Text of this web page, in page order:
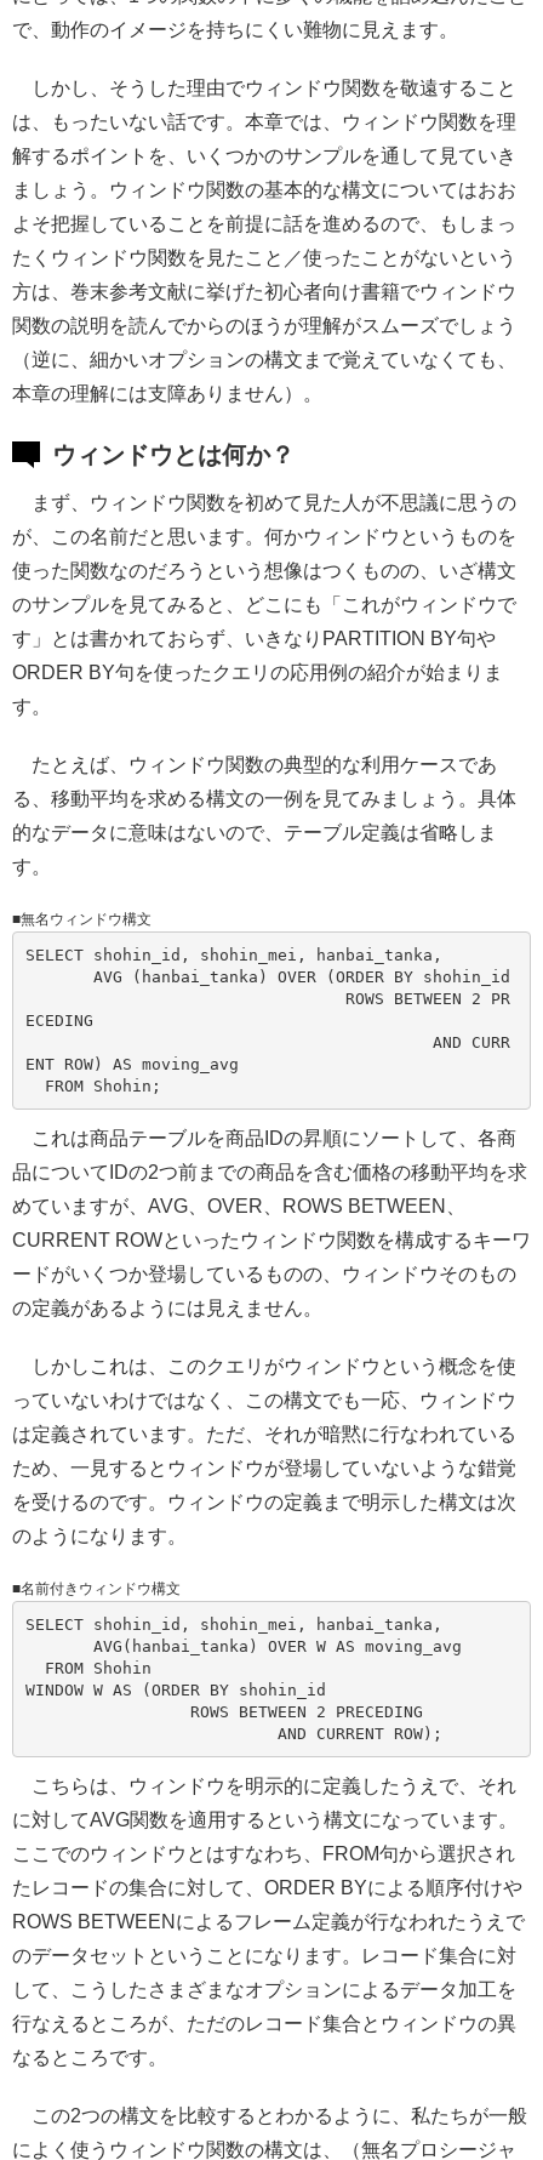
で、動作のイメージを持ちにくい難物に見えます。
しかし、そうした理由でウィンドウ関数を敬遠すること
は、もったいない話です。本章では、ウィンドウ関数を理
解するポイントを、いくつかのサンプルを通して見ていき
ましょう。ウィンドウ関数の基本的な構文についてはおお
よそ把握していることを前提に話を進めるので、もしまっ
たくウィンドウ関数を見たこと／使ったことがないという
方は、巻末参考文献に挙げた初心者向け書籍でウィンドウ
関数の説明を読んでからのほうが理解がスムーズでしょう
（逆に、細かいオプションの構文まで覚えていなくても、
本章の理解には支障ありません）。
ウィンドウとは何か？
まず、ウィンドウ関数を初めて見た人が不思議に思うの
が、この名前だと思います。何かウィンドウというものを
使った関数なのだろうという想像はつくものの、いざ構文
のサンプルを見てみると、どこにも「これがウィンドウで
す」とは書かれておらず、いきなりPARTITION BY句や
ORDER BY句を使ったクエリの応用例の紹介が始まりま
す。
たとえば、ウィンドウ関数の典型的な利用ケースであ
る、移動平均を求める構文の一例を見てみましょう。具体
的なデータに意味はないので、テーブル定義は省略しま
す。
■無名ウィンドウ構文
SELECT shohin_id, shohin_mei, hanbai_tanka,
ECEDING
ENT ROW) AS moving_avg
これは商品テーブルを商品IDの昇順にソートして、各商
品についてIDの2つ前までの商品を含む価格の移動平均を求
めていますが、AVG、OVER、ROWS BETWEEN、
CURRENT ROWといったウィンドウ関数を構成するキーワ
ードがいくつか登場しているものの、ウィンドウそのもの
の定義があるようには見えません。
しかしこれは、このクエリがウィンドウという概念を使
っていないわけではなく、この構文でも一応、ウィンドウ
は定義されています。ただ、それが暗黙に行なわれている
ため、一見するとウィンドウが登場していないような錯覚
を受けるのです。ウィンドウの定義まで明示した構文は次
のようになります。
■名前付きウィンドウ構文
SELECT shohin_id, shohin_mei, hanbai_tanka,
WINDOW W AS (ORDER BY shohin_id
こちらは、ウィンドウを明示的に定義したうえで、それ
に対してAVG関数を適用するという構文になっています。
ここでのウィンドウとはすなわち、FROM句から選択され
たレコードの集合に対して、ORDER BYによる順序付けや
ROWS BETWEENによるフレーム定義が行なわれたうえで
のデータセットということになります。レコード集合に対
して、こうしたさまざまなオプションによるデータ加工を
行なえるところが、ただのレコード集合とウィンドウの異
なるところです。
この2つの構文を比較するとわかるように、私たちが一般
によく使うウィンドウ関数の構文は、（無名プロシージャ